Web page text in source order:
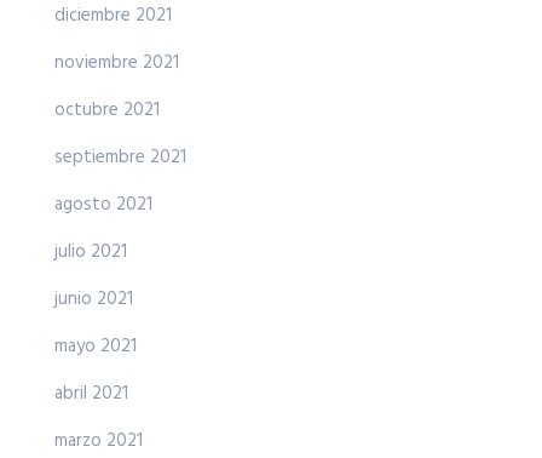
diciembre 2021
noviembre 2021
octubre 2021
septiembre 2021
agosto 2021
julio 2021
junio 2021
mayo 2021
abril 2021
marzo 2021